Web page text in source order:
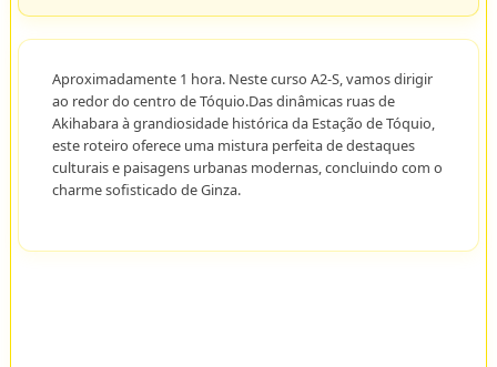
Aproximadamente 1 hora. Neste curso A2-S, vamos dirigir
ao redor do centro de Tóquio.Das dinâmicas ruas de
Akihabara à grandiosidade histórica da Estação de Tóquio,
este roteiro oferece uma mistura perfeita de destaques
culturais e paisagens urbanas modernas, concluindo com o
charme sofisticado de Ginza.